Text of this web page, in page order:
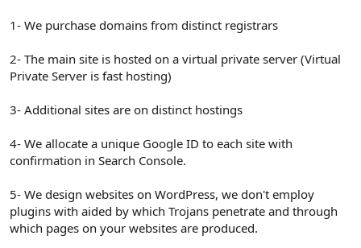
1- We purchase domains from distinct registrars
2- The main site is hosted on a virtual private server (Virtual
Private Server is fast hosting)
3- Additional sites are on distinct hostings
4- We allocate a unique Google ID to each site with
confirmation in Search Console.
5- We design websites on WordPress, we don't employ
plugins with aided by which Trojans penetrate and through
which pages on your websites are produced.